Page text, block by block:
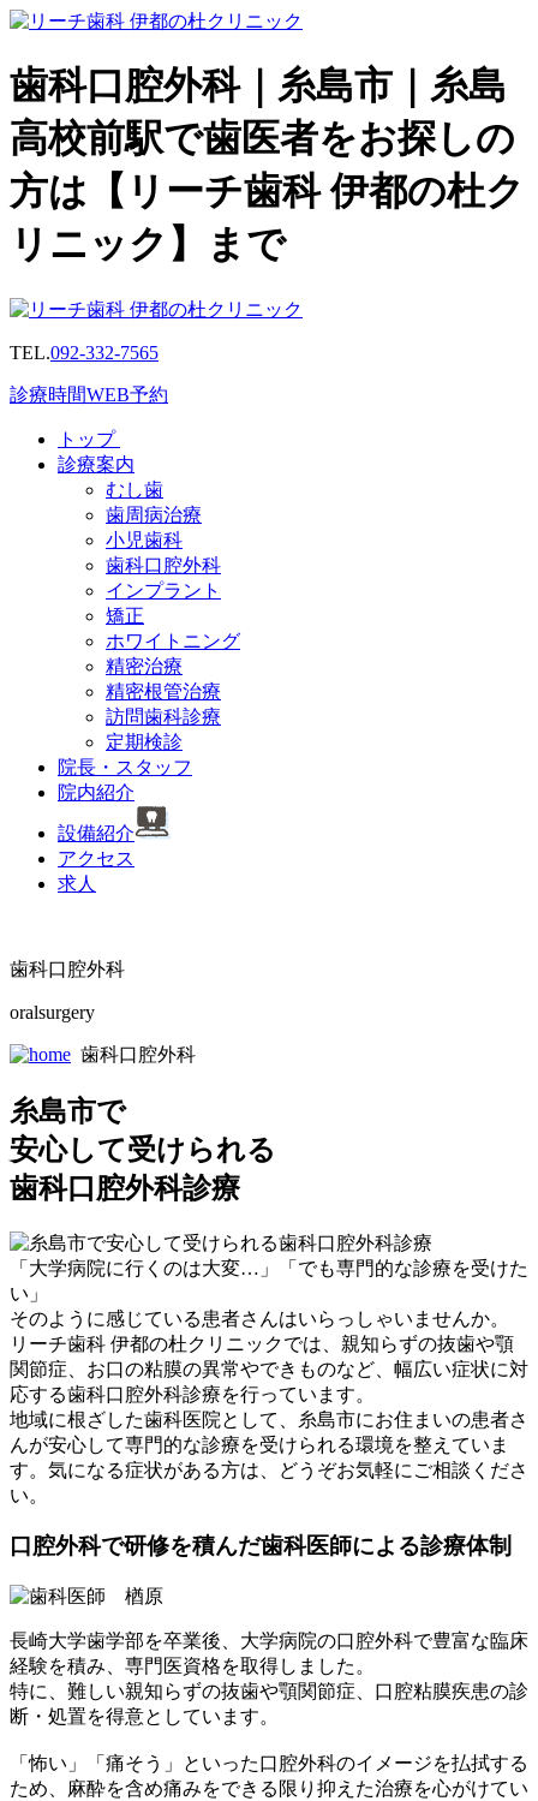
歯科口腔外科｜糸島市｜糸島
高校前駅で歯医者をお探しの
方は【リーチ歯科 伊都の杜ク
リニック】まで
TEL.092-332-7565
診療時間WEB予約
トップ
診療案内
むし歯
歯周病治療
小児歯科
歯科口腔外科
インプラント
矯正
ホワイトニング
精密治療
精密根管治療
訪問歯科診療
定期検診
院長・スタッフ
院内紹介
設備紹介
アクセス
求人
歯科口腔外科
oralsurgery
歯科口腔外科
糸島市で
安心して受けられる
歯科口腔外科診療
「大学病院に行くのは大変…」「でも専門的な診療を受けた
い」
そのように感じている患者さんはいらっしゃいませんか。
リーチ歯科 伊都の杜クリニックでは、親知らずの抜歯や顎
関節症、お口の粘膜の異常やできものなど、幅広い症状に対
応する歯科口腔外科診療を行っています。
地域に根ざした歯科医院として、糸島市にお住まいの患者さ
んが安心して専門的な診療を受けられる環境を整えていま
す。気になる症状がある方は、どうぞお気軽にご相談くださ
い。
口腔外科で研修を積んだ歯科医師による診療体制
長崎大学歯学部を卒業後、大学病院の口腔外科で豊富な臨床
経験を積み、専門医資格を取得しました。
特に、難しい親知らずの抜歯や顎関節症、口腔粘膜疾患の診
断・処置を得意としています。
「怖い」「痛そう」といった口腔外科のイメージを払拭する
ため、麻酔を含め痛みをできる限り抑えた治療を心がけてい